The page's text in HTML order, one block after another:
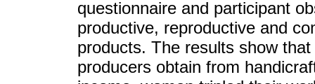
questionnaire and participant
productive, reproductive and
products. The results show
producers obtain from